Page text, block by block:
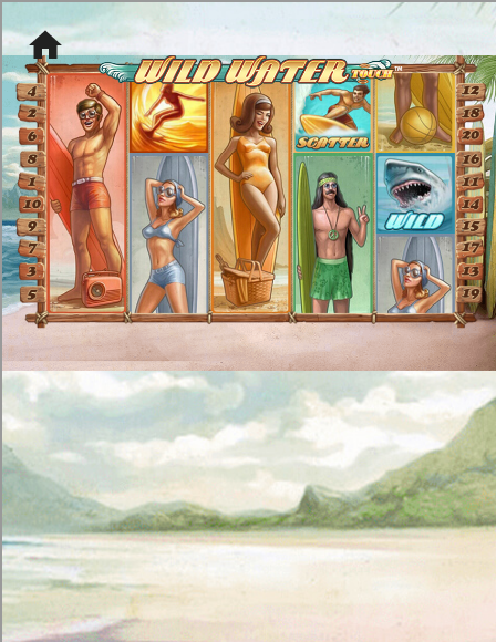
[object HTMLMetaElement]
пополнить счет